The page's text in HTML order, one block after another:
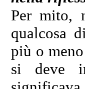
Per mito,
qualcosa
più o
si deve